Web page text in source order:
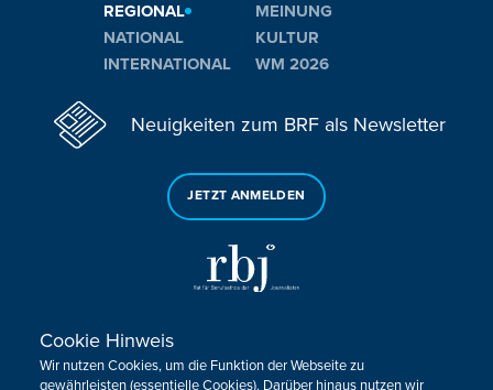
REGIONAL
NATIONAL
INTERNATIONAL
MEINUNG
KULTUR
WM 2026
Neuigkeiten zum BRF als Newsletter
JETZT ANMELDEN
Sie haben noch Fragen oder Anmerkungen?
KONTAKTIEREN SIE UNS!
Cookie Hinweis
Wir nutzen Cookies, um die Funktion der Webseite zu
gewährleisten (essentielle Cookies). Darüber hinaus nutzen wir